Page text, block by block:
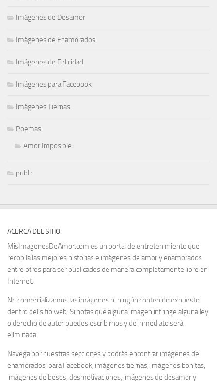
Imágenes de Desamor
Imágenes de Enamorados
Imágenes de Felicidad
Imágenes para Facebook
Imágenes Tiernas
Poemas
Amor Imposible
public
ACERCA DEL SITIO:
MisImagenesDeAmor.com es un portal de entretenimiento que
recopila las mejores historias e imágenes de amor y enamorados
entre otros para ser publicados de manera completamente libre en
Internet.
No comercializamos las imágenes ni ningún contenido expuesto
dentro del sitio web. Si notas que alguna imagen infringe alguna ley
o derecho de autor puedes escribirnos y de inmediato será
eliminada.
Navega por nuestras secciones y podrás encontrar imágenes de
enamorados, para Facebook, imágenes tiernas, imágenes bonitas,
imágenes de besos, desmotivaciones, imágenes de desamor y